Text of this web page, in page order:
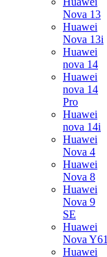
Nova 13
Huawei
Nova 13i
Huawei
nova 14
Huawei
nova 14
Pro
Huawei
nova 14i
Huawei
Nova 4
Huawei
Nova 8
Huawei
Nova 9
SE
Huawei
Nova Y61
Huawei